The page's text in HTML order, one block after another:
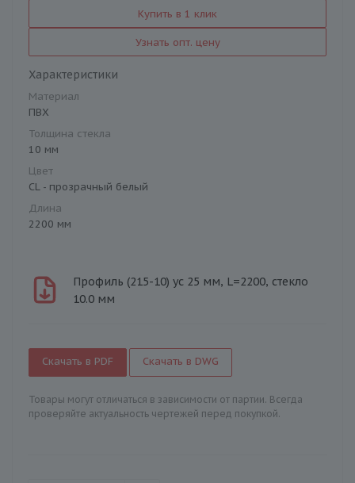
Купить в 1 клик
Узнать опт. цену
Характеристики
Материал
ПВХ
Толщина стекла
10 мм
Цвет
CL - прозрачный белый
Длина
2200 мм
Профиль (215-10) ус 25 мм, L=2200, стекло
10.0 мм
Скачать в PDF Скачать в DWG
Товары могут отличаться в зависимости от партии. Всегда
проверяйте актуальность чертежей перед покупкой.